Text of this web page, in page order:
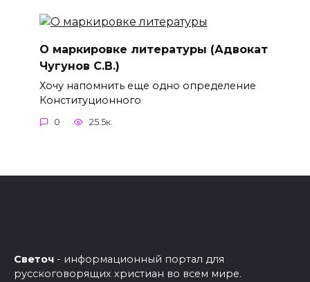
О маркировке литературы (Адвокат
Чугунов С.В.)
Хочу напомнить еще одно определение
Конституционного
0 25.5к.
Светоч - информационный портал для
русскоговорящих христиан во всем мире.